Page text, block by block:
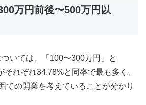
万円前後〜500万円以
いては、「100〜300万円」と
それぞれ34.78%と同率で最も多く、
での開業を考えていることが分かり